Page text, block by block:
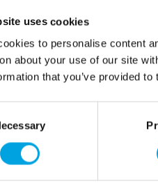
uses cookies
to personalise content
about your use of our site
that you’ve provided